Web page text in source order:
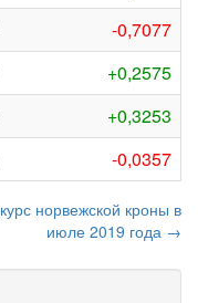
-0,7077
+0,2575
+0,3253
-0,0357
курс норвежской кроны в
июле 2019 года →